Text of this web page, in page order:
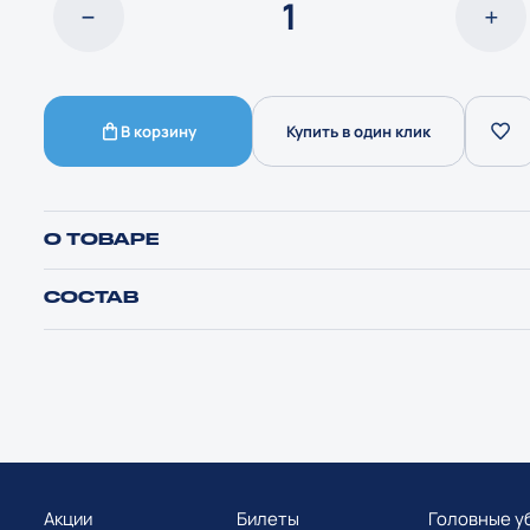
В корзину Купить в один клик
О ТОВАРЕ
СОСТАВ
Акции Билеты Головные